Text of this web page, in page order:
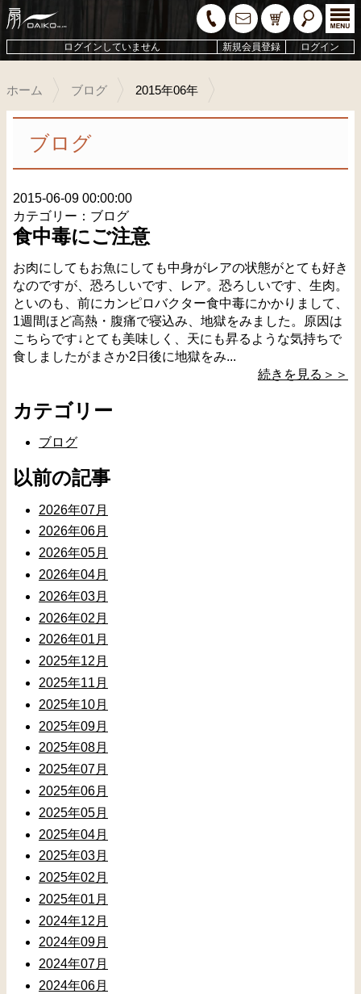
ログインしていません 新規会員登録 ログイン
ホーム ブログ 2015年06年
ブログ
2015-06-09 00:00:00
カテゴリー：ブログ
食中毒にご注意
お肉にしてもお魚にしても中身がレアの状態がとても好き
なのですが、恐ろしいです、レア。恐ろしいです、生肉。
といのも、前にカンピロバクター食中毒にかかりまして、
1週間ほど高熱・腹痛で寝込み、地獄をみました。原因は
こちらです↓とても美味しく、天にも昇るような気持ちで
食しましたがまさか2日後に地獄をみ...
続きを見る＞＞
カテゴリー
ブログ
以前の記事
2026年07月
2026年06月
2026年05月
2026年04月
2026年03月
2026年02月
2026年01月
2025年12月
2025年11月
2025年10月
2025年09月
2025年08月
2025年07月
2025年06月
2025年05月
2025年04月
2025年03月
2025年02月
2025年01月
2024年12月
2024年09月
2024年07月
2024年06月